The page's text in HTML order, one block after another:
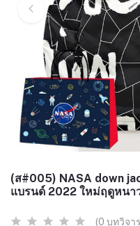
(ส#005) NASA down
แบรนด์ 2022 ใหม่ฤดูหนา
(0 บทวิจา